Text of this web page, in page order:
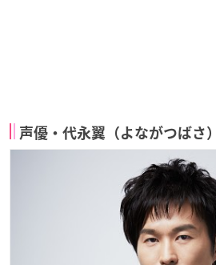
声優・代永翼（よながつばさ